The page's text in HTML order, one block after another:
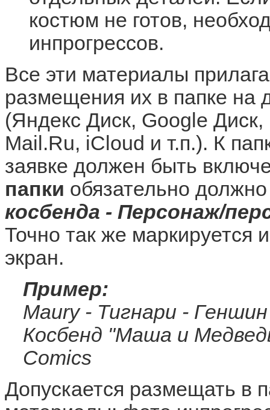
костюм не готов,
инпрогрессов.
Все эти материалы
размещения их в папке на
(Яндекс Диск, Google
Mail.Ru, iCloud и т.п.). К
заявке должен быть
папки обязательно
косбенда - Персонаж/
Точно так же маркируется
экран.
Пример:
Maury - Тигнари -
Косбенд "Маша и
Comics
Допускается размещать в